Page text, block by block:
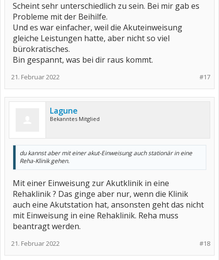
Scheint sehr unterschiedlich zu sein. Bei mir gab es
Probleme mit der Beihilfe.
Und es war einfacher, weil die Akuteinweisung
gleiche Leistungen hatte, aber nicht so viel
bürokratisches.
Bin gespannt, was bei dir raus kommt.
#17
21. Februar 2022
Lagune
Bekanntes Mitglied
du kannst aber mit einer akut-Einweisung auch stationär in eine
Reha-Klinik gehen.
Mit einer Einweisung zur Akutklinik in eine
Rehaklinik ? Das ginge aber nur, wenn die Klinik
auch eine Akutstation hat, ansonsten geht das nicht
mit Einweisung in eine Rehaklinik. Reha muss
beantragt werden.
#18
21. Februar 2022